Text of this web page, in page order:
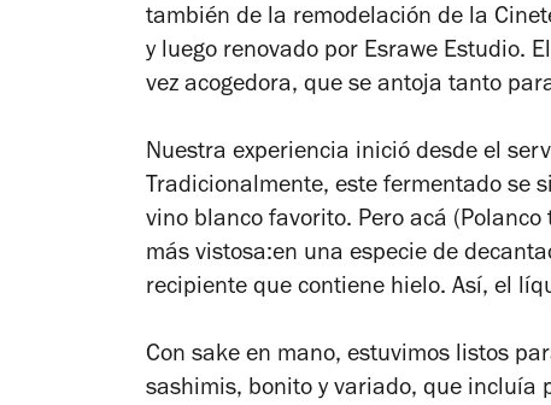
también de la remodelación de la
y luego renovado por Esrawe Estudio.
vez acogedora, que se antoja tanto
Nuestra experiencia inició desde el
Tradicionalmente, este fermentado se
vino blanco favorito. Pero acá
más vistosa:en una especie de
recipiente que contiene hielo. Así, el
Con sake en mano, estuvimos listos
sashimis, bonito y variado, que incluía